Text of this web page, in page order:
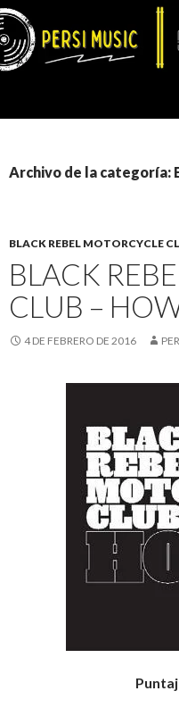
Archivo de la categoría:
BLACK REBEL MOTORCYCLE
BLACK
CLUB –
4 DE FEBRERO DE 2016